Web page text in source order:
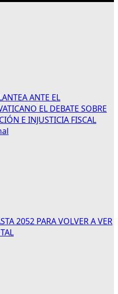
ANTE EL
EL DEBATE SOBRE
E INJUSTICIA FISCAL
2052 PARA VOLVER A VER